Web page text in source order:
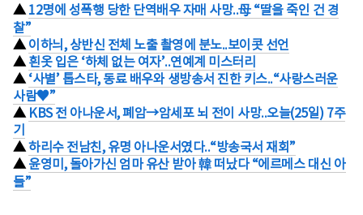
▲ 12명에 성폭행 당한 단역배우 자매 사망..母 “딸을 죽인 건 경
찰”
▲ 이하늬, 상반신 전체 노출 촬영에 분노..보이콧 선언
▲ 흰옷 입은 ‘하체 없는 여자’..연예계 미스터리
▲ ‘사별’ 톱스타, 동료 배우와 생방송서 진한 키스..“사랑스러운
사람♥”
▲ KBS 전 아나운서, 폐암→암세포 뇌 전이 사망..오늘(25일) 7주
기
▲하리수 전남친, 유명 아나운서였다..“방송국서 재회”
▲ 윤영미, 돌아가신 엄마 유산 받아 韓 떠났다 “에르메스 대신 아
들”